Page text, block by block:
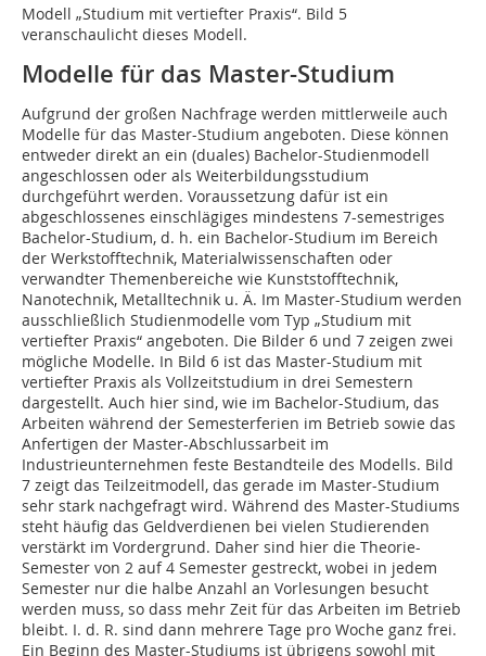
Modell „Studium mit vertiefter Praxis“. Bild 5
veranschaulicht dieses Modell.
Modelle für das Master-Studium
Aufgrund der großen Nachfrage werden mittlerweile auch
Modelle für das Master-Studium angeboten. Diese können
entweder direkt an ein (duales) Bachelor-Studienmodell
angeschlossen oder als Weiterbildungsstudium
durchgeführt werden. Voraussetzung dafür ist ein
abgeschlossenes einschlägiges mindestens 7-semestriges
Bachelor-Studium, d. h. ein Bachelor-Studium im Bereich
der Werkstofftechnik, Materialwissenschaften oder
verwandter Themenbereiche wie Kunststofftechnik,
Nanotechnik, Metalltechnik u. Ä. Im Master-Studium werden
ausschließlich Studienmodelle vom Typ „Studium mit
vertiefter Praxis“ angeboten. Die Bilder 6 und 7 zeigen zwei
mögliche Modelle. In Bild 6 ist das Master-Studium mit
vertiefter Praxis als Vollzeitstudium in drei Semestern
dargestellt. Auch hier sind, wie im Bachelor-Studium, das
Arbeiten während der Semesterferien im Betrieb sowie das
­Anfertigen der Master-Abschlussarbeit im
Industrieunternehmen feste Bestandteile des Modells. Bild
7 zeigt das Teilzeitmodell, das gerade im Master-Studium
sehr stark nachgefragt wird. Während des Master-Studiums
steht häufig das ­Geldverdienen bei vielen Studierenden
verstärkt im Vordergrund. Daher sind hier die Theorie-
Semester von 2 auf 4 Semester gestreckt, wobei in jedem
Semester nur die halbe Anzahl an Vorlesungen besucht
werden muss, so dass mehr Zeit für das Arbeiten im Betrieb
bleibt. I. d. R. sind dann mehrere Tage pro Woche ganz frei.
Ein Beginn des Master-Studiums ist übrigens sowohl mit